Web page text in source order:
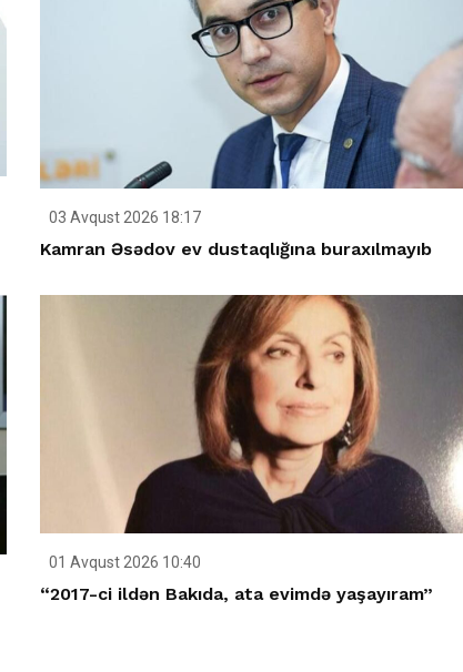
03 Avqust 2026 18:17
Kamran Əsədov ev dustaqlığına buraxılmayıb
01 Avqust 2026 10:40
“2017-ci ildən Bakıda, ata evimdə yaşayıram”